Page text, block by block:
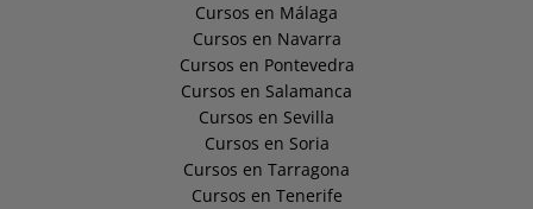
Cursos en Málaga
Cursos en Navarra
Cursos en Pontevedra
Cursos en Salamanca
Cursos en Sevilla
Cursos en Soria
Cursos en Tarragona
Cursos en Tenerife